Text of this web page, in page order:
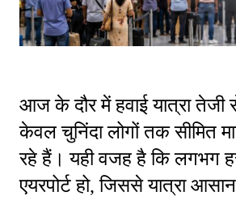
आज के दौर में हवाई यात्रा
केवल चुनिंदा लोगों तक सीमित
रहे हैं। यही वजह है कि लगभग
एयरपोर्ट हो, जिससे यात्रा